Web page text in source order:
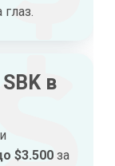
глаз.
в
$3.500за